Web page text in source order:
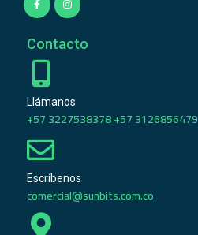
Contacto
Llámanos
+57 3227538378 +57 3126856479
Escríbenos
comercial@sunbits.com.co